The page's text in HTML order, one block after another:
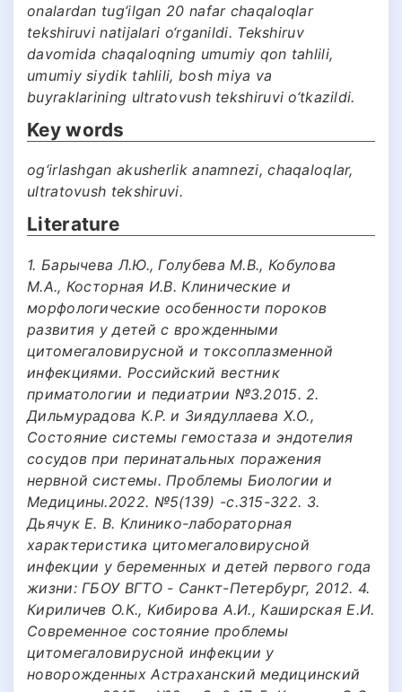
onalardan tug‘ilgan 20 nafar chaqaloqlar
tekshiruvi natijalari o‘rganildi. Tekshiruv
davomida chaqaloqning umumiy qon tahlili,
umumiy siydik tahlili, bosh miya va
buyraklarining ultratovush tekshiruvi o‘tkazildi.
Key words
og‘irlashgan akusherlik anamnezi, chaqaloqlar,
ultratovush tekshiruvi.
Literature
1. Барычева Л.Ю., Голубева М.В., Кобулова
М.А., Косторная И.В. Клинические и
морфологические особенности пороков
развития у детей с врожденными
цитомегаловирусной и токсоплазменной
инфекциями. Российский вестник
приматологии и педиатрии №3.2015. 2.
Дильмурадова К.Р. и Зиядуллаева Х.О.,
Состояние системы гемостаза и эндотелия
сосудов при перинатальных поражения
нервной системы. Проблемы Биологии и
Медицины.2022. №5(139) -с.315-322. 3.
Дьячук Е. В. Клинико-лабораторная
характеристика цитомегаловирусной
инфекции у беременных и детей первого года
жизни: ГБОУ ВГТО - Санкт-Петербург, 2012. 4.
Кириличев О.К., Кибирова А.И., Каширская Е.И.
Современное состояние проблемы
цитомегаловирусной инфекции у
новорожденных Астраханский медицинский